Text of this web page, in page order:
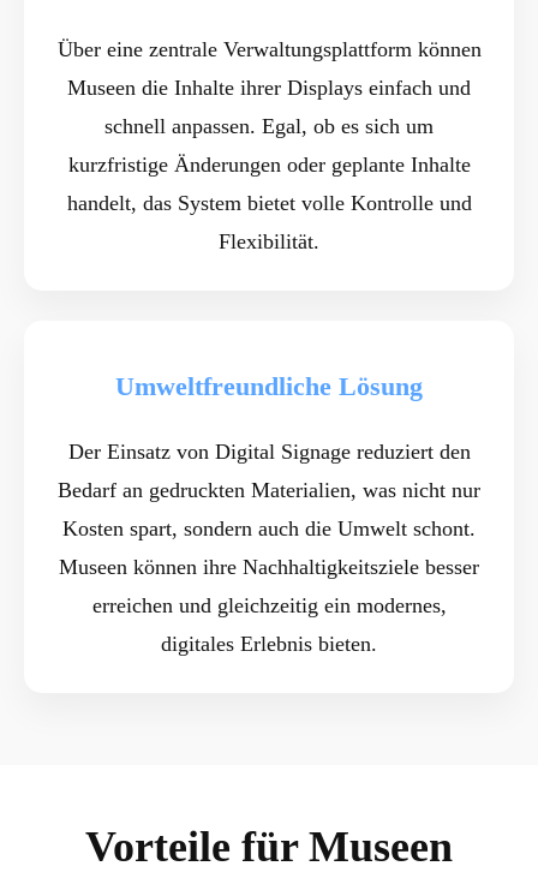
Über eine zentrale Verwaltungsplattform können
Museen die Inhalte ihrer Displays einfach und
schnell anpassen. Egal, ob es sich um
kurzfristige Änderungen oder geplante Inhalte
handelt, das System bietet volle Kontrolle und
Flexibilität.
Umweltfreundliche Lösung
Der Einsatz von Digital Signage reduziert den
Bedarf an gedruckten Materialien, was nicht nur
Kosten spart, sondern auch die Umwelt schont.
Museen können ihre Nachhaltigkeitsziele besser
erreichen und gleichzeitig ein modernes,
digitales Erlebnis bieten.
Vorteile für Museen